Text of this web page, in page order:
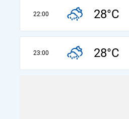
22:00 28°C
23:00 28°C